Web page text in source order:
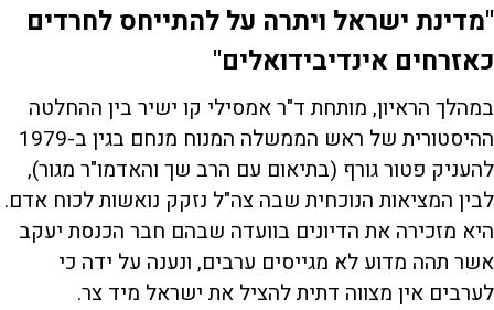
"מדינת ישראל ויתרה על להתייחס לחרדים
כאזרחים אינדיבידואלים"
במהלך הראיון, מותחת ד"ר אמסילי קו ישיר בין ההחלטה
ההיסטורית של ראש הממשלה המנוח מנחם בגין ב-1979
להעניק פטור גורף (בתיאום עם הרב שך והאדמו"ר מגור),
לבין המציאות הנוכחית שבה צה"ל נזקק נואשות לכוח אדם.
היא מזכירה את הדיונים בוועדה שבהם חבר הכנסת יעקב
אשר תהה מדוע לא מגייסים ערבים, ונענה על ידה כי
לערבים אין מצווה דתית להציל את ישראל מיד צר.